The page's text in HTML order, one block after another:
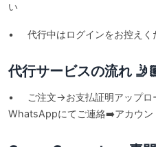
い
• 代行中はログインをお控えく
代行サービスの流れ
• ご注文→お支払証明アップロ
WhatsAppにてご連絡➡️アカウン